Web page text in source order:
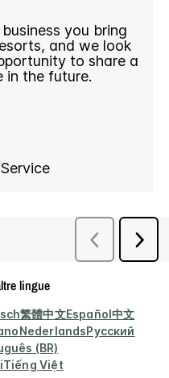
lingue
繁體中文Español中文
NederlandsРусский
(BR)
Tiếng Việt